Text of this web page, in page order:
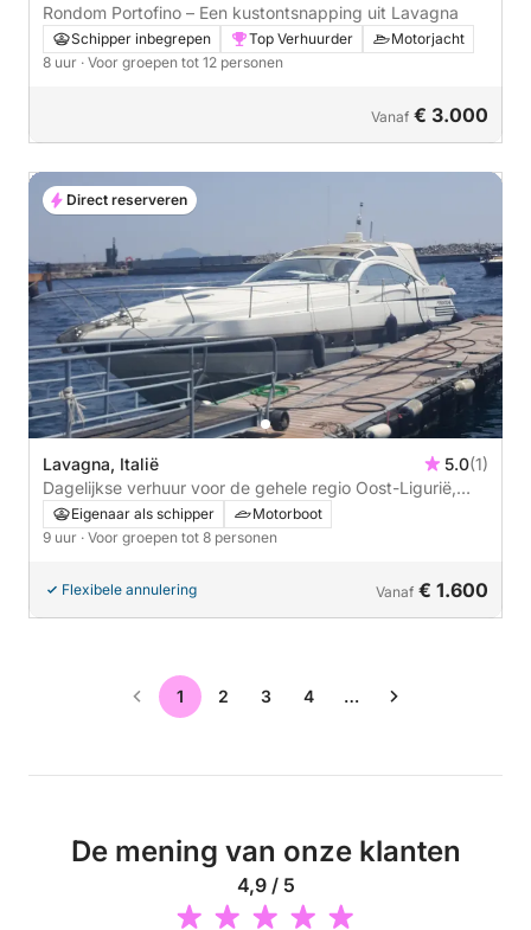
Rondom Portofino – Een kustontsnapping uit Lavagna
Schipper inbegrepen Top Verhuurder
Motorjacht
8 uur · Voor groepen tot 12 personen
Vanaf € 3.000
Lavagna, Italië 5.0(1)
Dagelijkse verhuur voor de gehele regio Oost-Ligurië,
van 10.00 tot 18.00 uur.
Eigenaar als schipper
Motorboot
9 uur · Voor groepen tot 8 personen
Flexibele annulering Vanaf € 1.600
Direct reserveren
1 2 3 4 …
De mening van onze klanten
4,9 / 5